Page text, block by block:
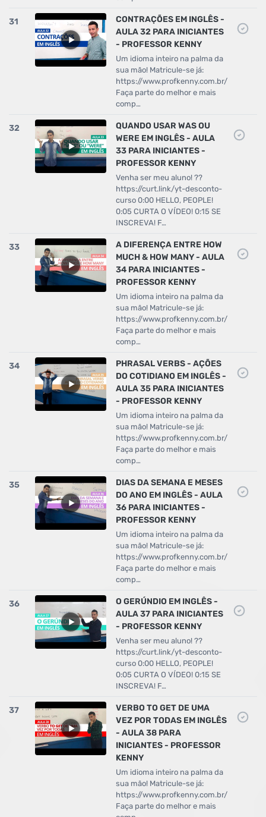
31
CONTRAÇÕES EM INGLÊS -
AULA 32 PARA INICIANTES
- PROFESSOR KENNY
Um idioma inteiro na palma da
sua mão! Matricule-se já:
https://www.profkenny.com.br/
Faça parte do melhor e mais
comp…
32
QUANDO USAR WAS OU
WERE EM INGLÊS - AULA
33 PARA INICIANTES -
PROFESSOR KENNY
Venha ser meu aluno! ??
https://curt.link/yt-desconto-
curso 0:00 HELLO, PEOPLE!
0:05 CURTA O VÍDEO! 0:15 SE
INSCREVA! F…
33
A DIFERENÇA ENTRE HOW
MUCH & HOW MANY - AULA
34 PARA INICIANTES -
PROFESSOR KENNY
Um idioma inteiro na palma da
sua mão! Matricule-se já:
https://www.profkenny.com.br/
Faça parte do melhor e mais
comp…
34
PHRASAL VERBS - AÇÕES
DO COTIDIANO EM INGLÊS -
AULA 35 PARA INICIANTES
- PROFESSOR KENNY
Um idioma inteiro na palma da
sua mão! Matricule-se já:
https://www.profkenny.com.br/
Faça parte do melhor e mais
comp…
35
DIAS DA SEMANA E MESES
DO ANO EM INGLÊS - AULA
36 PARA INICIANTES -
PROFESSOR KENNY
Um idioma inteiro na palma da
sua mão! Matricule-se já:
https://www.profkenny.com.br/
Faça parte do melhor e mais
comp…
36
O GERÚNDIO EM INGLÊS -
AULA 37 PARA INICIANTES
- PROFESSOR KENNY
Venha ser meu aluno! ??
https://curt.link/yt-desconto-
curso 0:00 HELLO, PEOPLE!
0:05 CURTA O VÍDEO! 0:15 SE
INSCREVA! F…
37
VERBO TO GET DE UMA
VEZ POR TODAS EM INGLÊS
- AULA 38 PARA
INICIANTES - PROFESSOR
KENNY
Um idioma inteiro na palma da
sua mão! Matricule-se já:
https://www.profkenny.com.br/
Faça parte do melhor e mais